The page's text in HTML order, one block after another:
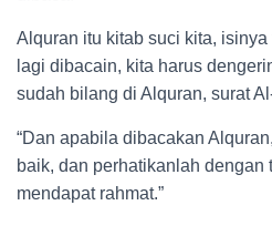
Alquran itu kitab suci kita,
lagi dibacain, kita harus
sudah bilang di Alquran, surat
“Dan apabila dibacakan
baik, dan perhatikanlah dengan
mendapat rahmat.”